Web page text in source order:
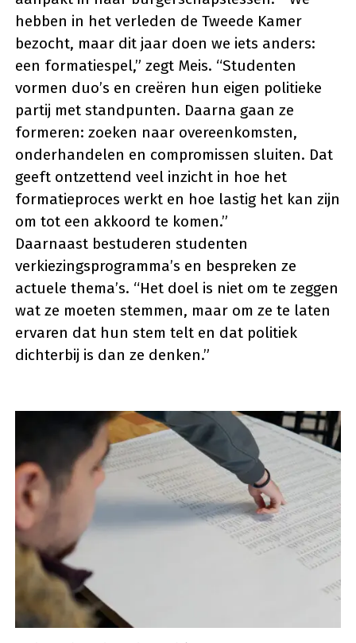
hebben in het verleden de Tweede Kamer
bezocht, maar dit jaar doen we iets anders:
een formatiespel,” zegt Meis. “Studenten
vormen duo’s en creëren hun eigen politieke
partij met standpunten. Daarna gaan ze
formeren: zoeken naar overeenkomsten,
onderhandelen en compromissen sluiten. Dat
geeft ontzettend veel inzicht in hoe het
formatieproces werkt en hoe lastig het kan zijn
om tot een akkoord te komen.”
Daarnaast bestuderen studenten
verkiezingsprogramma’s en bespreken ze
actuele thema’s. “Het doel is niet om te zeggen
wat ze moeten stemmen, maar om ze te laten
ervaren dat hun stem telt en dat politiek
dichterbij is dan ze denken.”